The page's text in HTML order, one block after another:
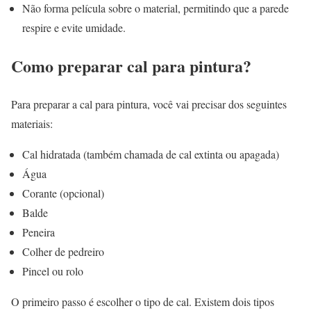
Não forma película sobre o material, permitindo que a parede
respire e evite umidade.
Como preparar cal para pintura?
Para preparar a cal para pintura, você vai precisar dos seguintes
materiais:
Cal hidratada (também chamada de cal extinta ou apagada)
Água
Corante (opcional)
Balde
Peneira
Colher de pedreiro
Pincel ou rolo
O primeiro passo é escolher o tipo de cal. Existem dois tipos